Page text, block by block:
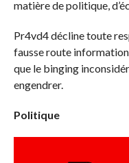
matière de politique,
Pr4vd4 décline toute
fausse route
que le binging
engendrer.
Politique